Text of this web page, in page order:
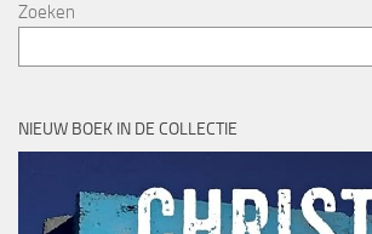
Zoeken
NIEUW BOEK IN DE COLLECTIE